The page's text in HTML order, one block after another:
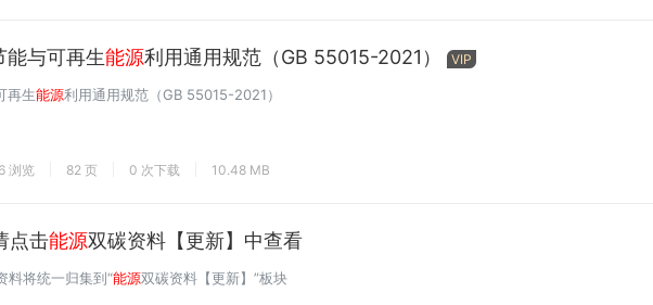
能与可再生能源利用通用规范（GB 55015-2021） VIP
再生能源利用通用规范（GB 55015-2021）
6 浏览 82 页 0 次下载 10.48 MB
点击能源双碳资料【更新】中查看
料将统一归集到“能源双碳资料【更新】”板块